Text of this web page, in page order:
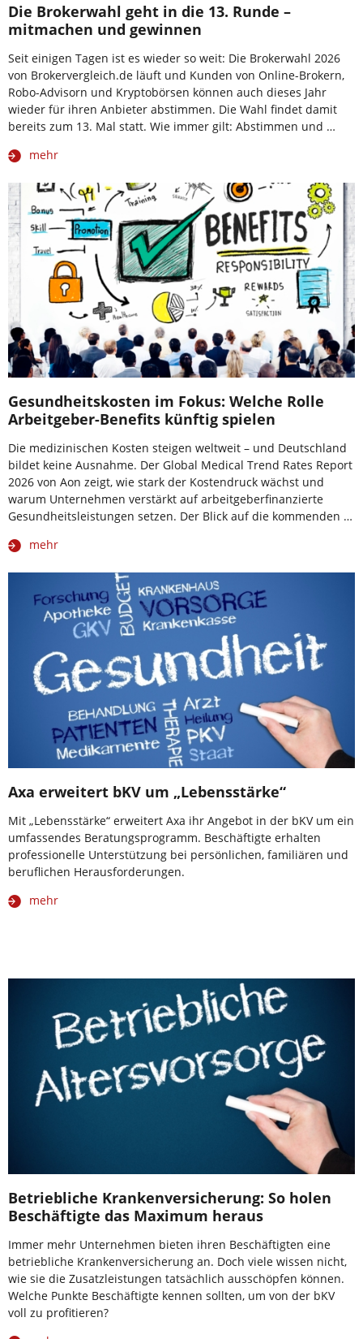
Die Brokerwahl geht in die 13. Runde –
mitmachen und gewinnen
Seit einigen Tagen ist es wieder so weit: Die Brokerwahl 2026
von Brokervergleich.de läuft und Kunden von Online-Brokern,
Robo-Advisorn und Kryptobörsen können auch dieses Jahr
wieder für ihren Anbieter abstimmen. Die Wahl findet damit
bereits zum 13. Mal statt. Wie immer gilt: Abstimmen und …
mehr
Gesundheitskosten im Fokus: Welche Rolle
Arbeitgeber-Benefits künftig spielen
Die medizinischen Kosten steigen weltweit – und Deutschland
bildet keine Ausnahme. Der Global Medical Trend Rates Report
2026 von Aon zeigt, wie stark der Kostendruck wächst und
warum Unternehmen verstärkt auf arbeitgeberfinanzierte
Gesundheitsleistungen setzen. Der Blick auf die kommenden …
mehr
Axa erweitert bKV um „Lebensstärke“
Mit „Lebensstärke“ erweitert Axa ihr Angebot in der bKV um ein
umfassendes Beratungsprogramm. Beschäftigte erhalten
professionelle Unterstützung bei persönlichen, familiären und
beruflichen Herausforderungen.
mehr
Betriebliche Krankenversicherung: So holen
Beschäftigte das Maximum heraus
Immer mehr Unternehmen bieten ihren Beschäftigten eine
betriebliche Krankenversicherung an. Doch viele wissen nicht,
wie sie die Zusatzleistungen tatsächlich ausschöpfen können.
Welche Punkte Beschäftigte kennen sollten, um von der bKV
voll zu profitieren?